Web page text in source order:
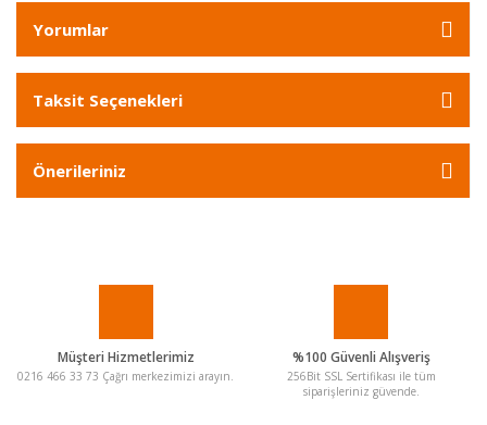
Yorumlar
Taksit Seçenekleri
Önerileriniz
Müşteri Hizmetlerimiz
0216 466 33 73 Çağrı merkezimizi arayın.
%100 Güvenli Alışveriş
256Bit SSL Sertifikası ile tüm
siparişleriniz güvende.